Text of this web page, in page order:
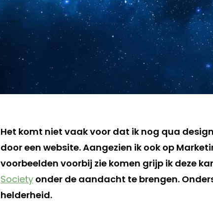
Het komt niet vaak voor dat ik nog qua
door een website. Aangezien ik ook op
voorbeelden voorbij zie komen grijp ik deze
Societyonder de aandacht te brengen.
helderheid.